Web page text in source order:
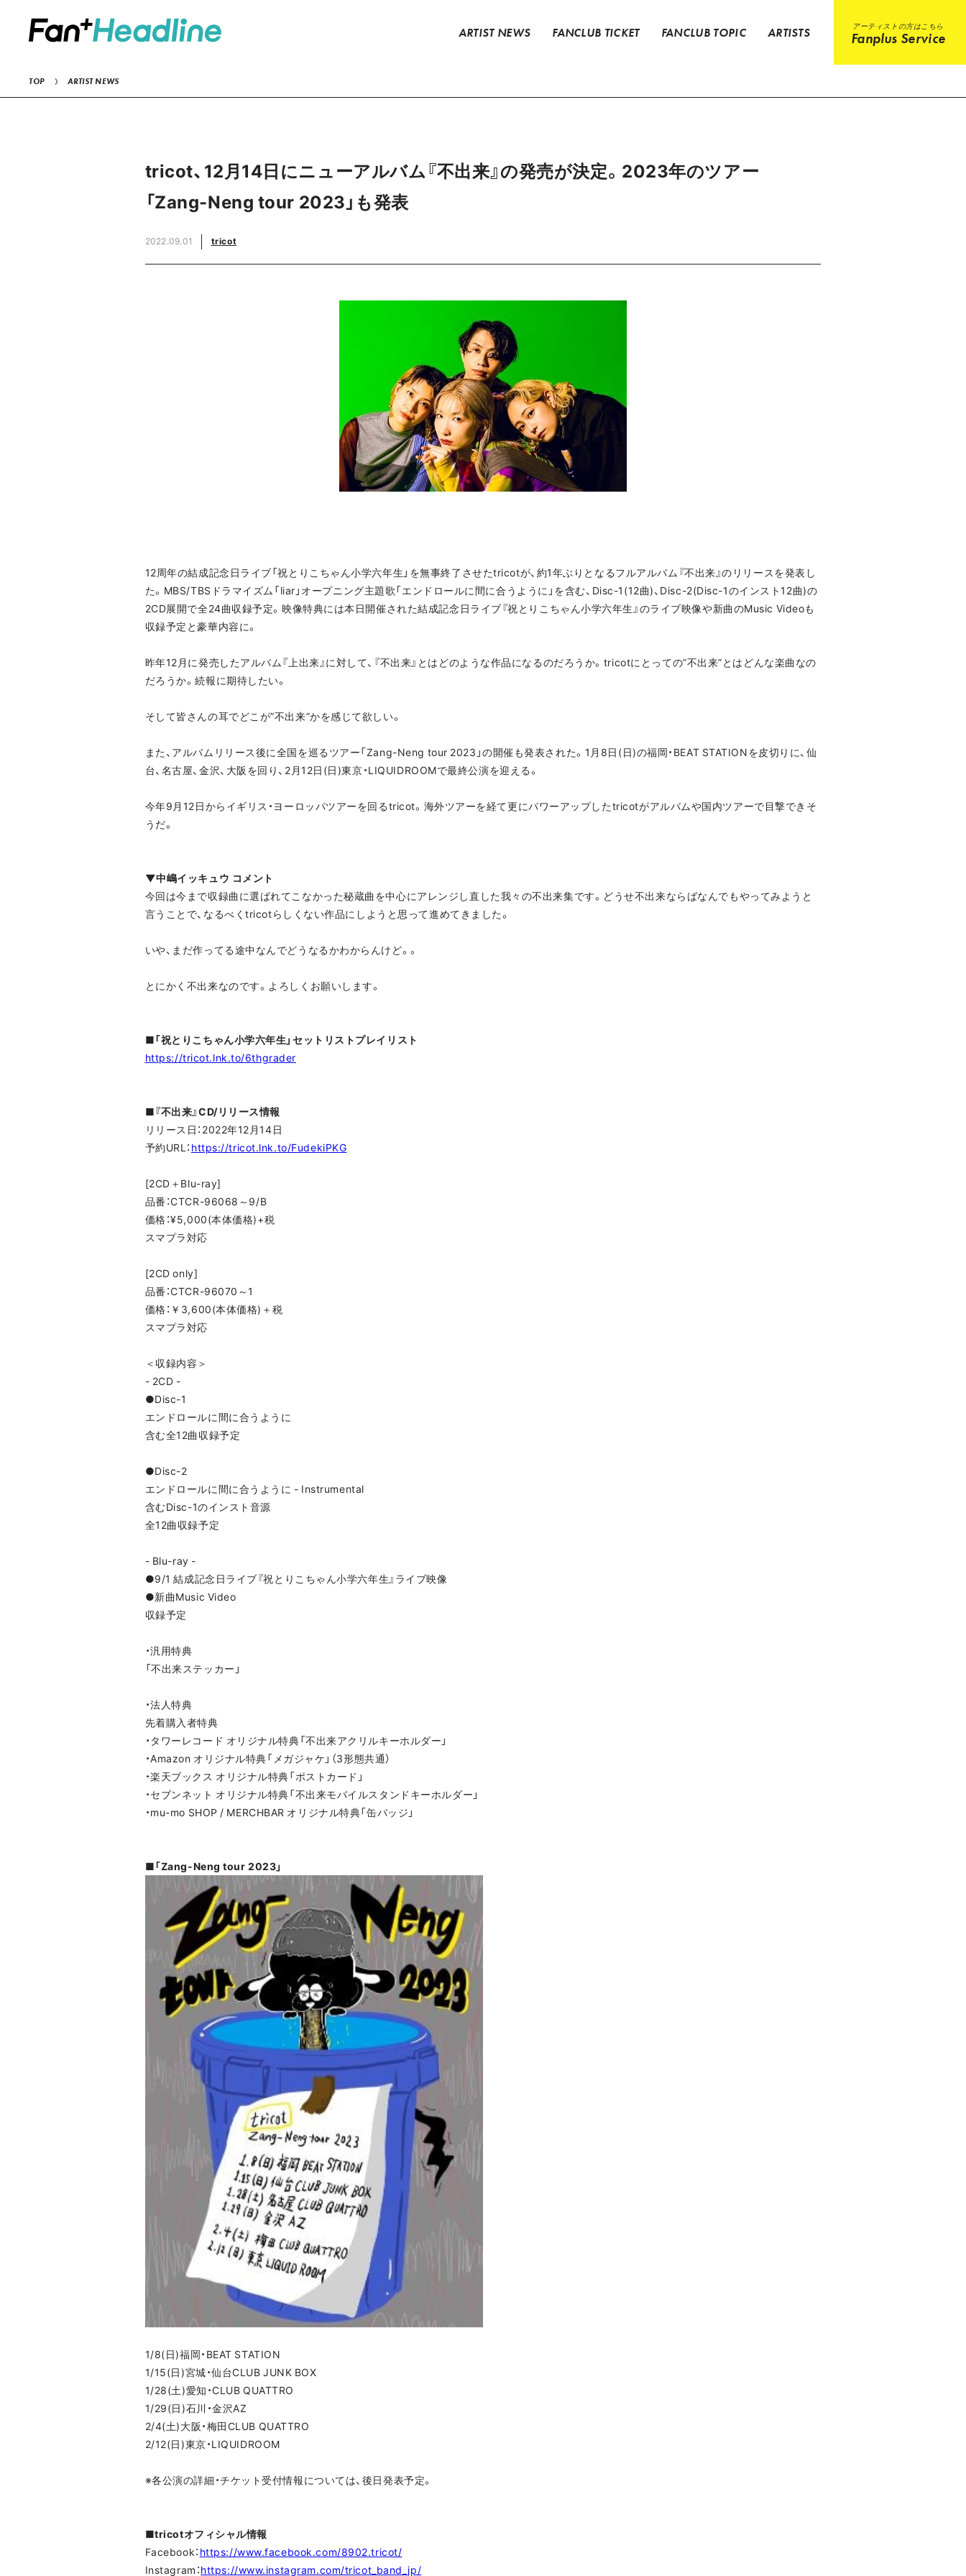
ARTIST NEWS FANCLUB TICKET FANCLUB TOPIC ARTISTS アーティストの方はこちら
Fanplus Service
TOP ARTIST NEWS
tricot、12月14日にニューアルバム『不出来』の発売が決定。2023年のツアー
「Zang-Neng tour 2023」も発表
2022.09.01 tricot
12周年の結成記念日ライブ「祝とりこちゃん小学六年生」を無事終了させたtricotが、約1年ぶりとなるフルアルバム『不出来』のリリースを発表し
た。MBS/TBSドラマイズム「liar」オープニング主題歌「エンドロールに間に合うように」を含む、Disc-1(12曲)、Disc-2(Disc-1のインスト12曲)の
2CD展開で全24曲収録予定。映像特典には本日開催された結成記念日ライブ『祝とりこちゃん小学六年生』のライブ映像や新曲のMusic Videoも
収録予定と豪華内容に。
昨年12月に発売したアルバム『上出来』に対して、『不出来』とはどのような作品になるのだろうか。tricotにとっての”不出来”とはどんな楽曲なの
だろうか。続報に期待したい。
そして皆さんの耳でどこが”不出来”かを感じて欲しい。
また、アルバムリリース後に全国を巡るツアー「Zang-Neng tour 2023」の開催も発表された。1月8日(日)の福岡・BEAT STATIONを皮切りに、仙
台、名古屋、金沢、大阪を回り、2月12日(日)東京・LIQUIDROOMで最終公演を迎える。
今年9月12日からイギリス・ヨーロッパツアーを回るtricot。海外ツアーを経て更にパワーアップしたtricotがアルバムや国内ツアーで目撃できそ
うだ。
▼中嶋イッキュウ コメント
今回は今まで収録曲に選ばれてこなかった秘蔵曲を中心にアレンジし直した我々の不出来集です。どうせ不出来ならばなんでもやってみようと
言うことで、なるべくtricotらしくない作品にしようと思って進めてきました。
いや、まだ作ってる途中なんでどうなるかわからんけど。。
とにかく不出来なのです。よろしくお願いします。
■「祝とりこちゃん小学六年生」セットリストプレイリスト
https://tricot.lnk.to/6thgrader
■『不出来』CD/リリース情報
リリース日：2022年12月14日
予約URL： https://tricot.lnk.to/FudekiPKG
[2CD＋Blu-ray]
品番：CTCR-96068～9/B
価格：¥5,000(本体価格)+税
スマプラ対応
[2CD only]
品番：CTCR-96070～1
価格：￥3,600(本体価格)＋税
スマプラ対応
＜収録内容＞
- 2CD -
●Disc-1
エンドロールに間に合うように
含む全12曲収録予定
●Disc-2
エンドロールに間に合うように - Instrumental
含むDisc-1のインスト音源
全12曲収録予定
- Blu-ray -
●9/1 結成記念日ライブ『祝とりこちゃん小学六年生』ライブ映像
●新曲Music Video
収録予定
・汎用特典
「不出来ステッカー」
・法人特典
先着購入者特典
・タワーレコード オリジナル特典「不出来アクリルキーホルダー」
・Amazon オリジナル特典「メガジャケ」（3形態共通）
・楽天ブックス オリジナル特典「ポストカード」
・セブンネット オリジナル特典「不出来モバイルスタンドキーホルダー」
・mu-mo SHOP / MERCHBAR オリジナル特典「缶バッジ」
■「Zang-Neng tour 2023」
1/8(日)福岡・BEAT STATION
1/15(日)宮城・仙台CLUB JUNK BOX
1/28(土)愛知・CLUB QUATTRO
1/29(日)石川・金沢AZ
2/4(土)大阪・梅田CLUB QUATTRO
2/12(日)東京・LIQUIDROOM
※各公演の詳細・チケット受付情報については、後日発表予定。
■tricotオフィシャル情報
Facebook： https://www.facebook.com/8902.tricot/
Instagram：https://www.instagram.com/tricot_band_jp/